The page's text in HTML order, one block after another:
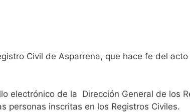
Civil de Asparrena, que hace fe del acto
electrónico de la Dirección General de los
inscritas en los Registros Civiles.